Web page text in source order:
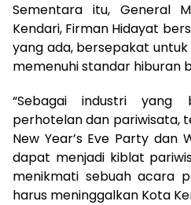
Sementara itu, General
Kendari, Firman Hidayat
yang ada, bersepakat
memenuhi standar hiburan
“Sebagai industri yang
perhotelan dan pariwisata,
New Year’s Eve Party dan
dapat menjadi kiblat
menikmati sebuah acara
harus meninggalkan Kota